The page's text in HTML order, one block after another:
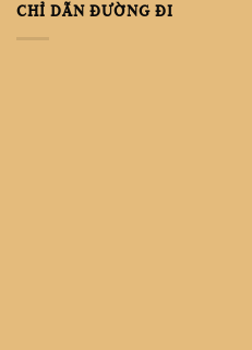
CHỈ DẪN ĐƯỜNG ĐI